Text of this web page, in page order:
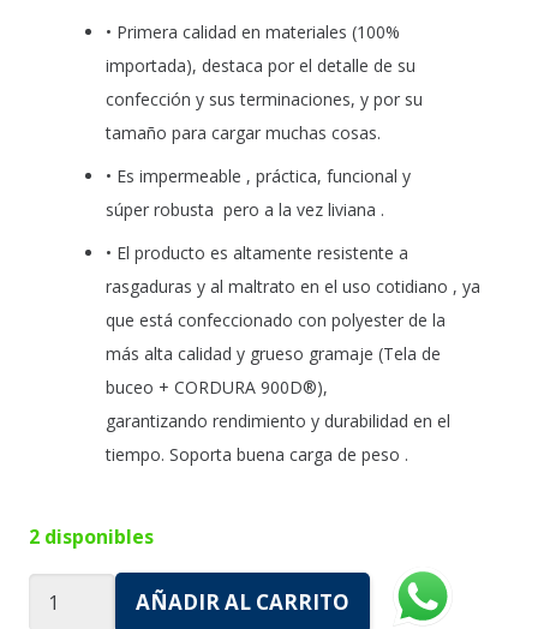
• Primera calidad en materiales (100%
importada), destaca por el detalle de su
confección y sus terminaciones, y por su
tamaño para cargar muchas cosas.
• Es impermeable , práctica, funcional y
súper robusta pero a la vez liviana .
• El producto es altamente resistente a
rasgaduras y al maltrato en el uso cotidiano , ya
que está confeccionado con polyester de la
más alta calidad y grueso gramaje (Tela de
buceo + CORDURA 900D®),
garantizando rendimiento y durabilidad en el
tiempo. Soporta buena carga de peso .
2 disponibles
Mochila
AÑADIR AL CARRITO